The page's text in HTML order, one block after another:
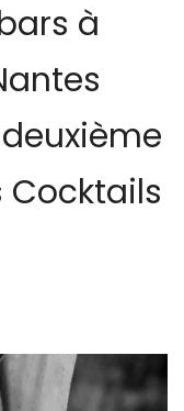
à